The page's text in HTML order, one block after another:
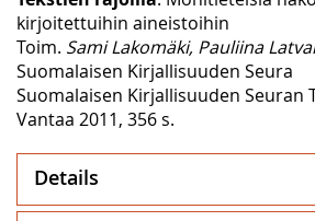
kirjoitettuihin aineistoihin
Toim. Sami Lakomäki, Pauliina
Suomalaisen Kirjallisuuden Seura
Suomalaisen Kirjallisuuden Seuran
Vantaa 2011, 356 s.
Details